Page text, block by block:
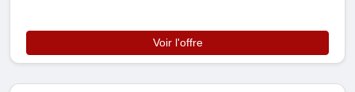
Voir l'offre